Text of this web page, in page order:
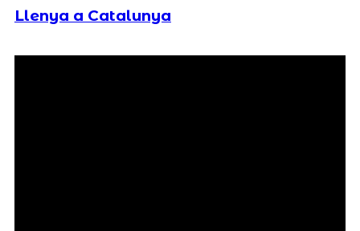
Llenya a Catalunya